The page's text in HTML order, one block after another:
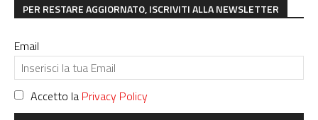
PER RESTARE AGGIORNATO, ISCRIVITI ALLA NEWSLETTER
Email
Accetto la Privacy Policy